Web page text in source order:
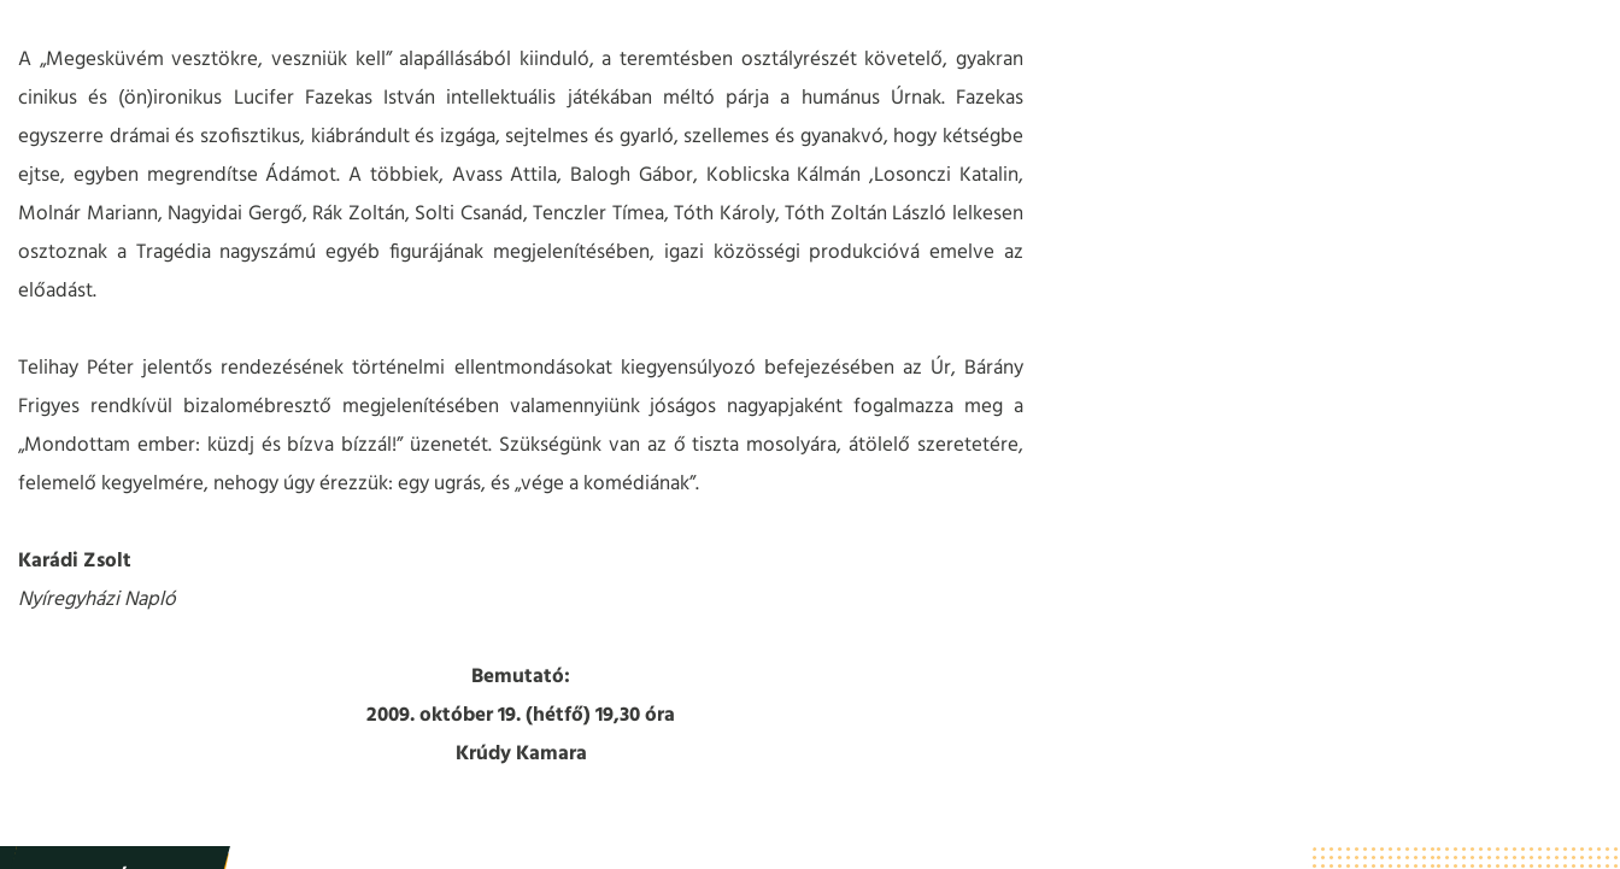
A „Megesküvém vesztökre, veszniük kell” alapállásából kiinduló, a teremtésben osztályrészét követelő, gyakran
cinikus és (ön)ironikus Lucifer Fazekas István intellektuális játékában méltó párja a humánus Úrnak. Fazekas
egyszerre drámai és szofisztikus, kiábrándult és izgága, sejtelmes és gyarló, szellemes és gyanakvó, hogy kétségbe
ejtse, egyben megrendítse Ádámot. A többiek, Avass Attila, Balogh Gábor, Koblicska Kálmán ,Losonczi Katalin,
Molnár Mariann, Nagyidai Gergő, Rák Zoltán, Solti Csanád, Tenczler Tímea, Tóth Károly, Tóth Zoltán László lelkesen
osztoznak a Tragédia nagyszámú egyéb figurájának megjelenítésében, igazi közösségi produkcióvá emelve az
előadást.
Telihay Péter jelentős rendezésének történelmi ellentmondásokat kiegyensúlyozó befejezésében az Úr, Bárány
Frigyes rendkívül bizalomébresztő megjelenítésében valamennyiünk jóságos nagyapjaként fogalmazza meg a
„Mondottam ember: küzdj és bízva bízzál!” üzenetét. Szükségünk van az ő tiszta mosolyára, átölelő szeretetére,
felemelő kegyelmére, nehogy úgy érezzük: egy ugrás, és „vége a komédiának”.
Karádi Zsolt
Nyíregyházi Napló
Bemutató:
2009. október 19. (hétfő) 19,30 óra
Krúdy Kamara